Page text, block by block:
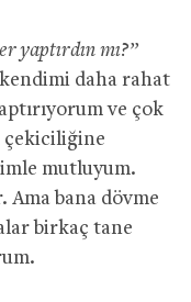
yaptırdın mı?”
kendimi daha rahat
ve çok
çekiciliğine
mutluyum.
bana dövme
birkaç tane